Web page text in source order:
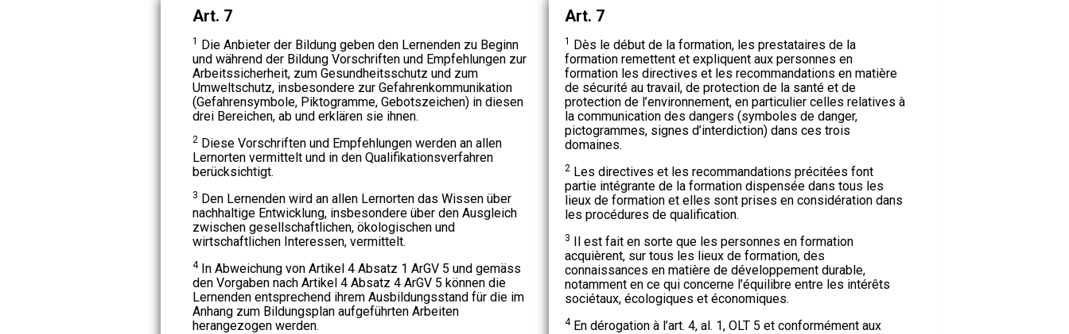
Art. 7
1 Die Anbieter der Bildung geben den Lernenden zu Beginn
und während der Bildung Vorschriften und Empfehlungen zur
Arbeitssicherheit, zum Gesundheitsschutz und zum
Umweltschutz, insbesondere zur Gefahrenkommunikation
(Gefahrensymbole, Piktogramme, Gebotszeichen) in diesen
drei Bereichen, ab und erklären sie ihnen.
2Diese Vorschriften und Empfehlungen werden an allen
Lernorten vermittelt und in den Qualifikationsverfahren
berücksichtigt.
3 Den Lernenden wird an allen Lernorten das Wissen über
nachhaltige Entwicklung, insbesondere über den Ausgleich
zwischen gesellschaftlichen, ökologischen und
wirtschaftlichen Interessen, vermittelt.
4In Abweichung von Artikel 4 Absatz 1 ArGV 5 und gemäss
den Vorgaben nach Artikel 4 Absatz 4 ArGV 5 können die
Lernenden entsprechend ihrem Ausbildungsstand für die im
Anhang zum Bildungsplan aufgeführten Arbeiten
herangezogen werden.
Art. 7
1 Dès le début de la formation, les prestataires de la
formation remettent et expliquent aux personnes en
formation les directives et les recommandations en matière
de sécurité au travail, de protection de la santé et de
protection de l’environnement, en particulier celles relatives à
la communication des dangers (symboles de danger,
pictogrammes, signes d’interdiction) dans ces trois
domaines.
2Les directives et les recommandations précitées font
partie intégrante de la formation dispensée dans tous les
lieux de formation et elles sont prises en considération dans
les procédures de qualification.
3 Il est fait en sorte que les personnes en formation
acquièrent, sur tous les lieux de formation, des
connaissances en matière de développement durable,
notamment en ce qui concerne l’équilibre entre les intérêts
sociétaux, écologiques et économiques.
4En dérogation à l’art. 4, al. 1, OLT 5 et conformément aux